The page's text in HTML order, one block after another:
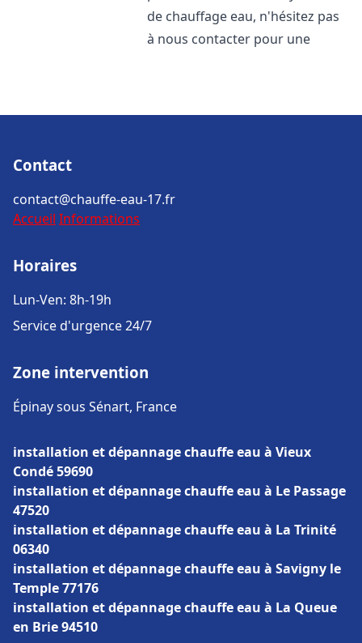
de chauffage eau, n'hésitez pas
à nous contacter pour une
Contact
contact@chauffe-eau-17.fr
Accueil Informations
Horaires
Lun-Ven: 8h-19h
Service d'urgence 24/7
Zone intervention
Épinay sous Sénart, France
installation et dépannage chauffe eau à Vieux
Condé 59690
installation et dépannage chauffe eau à Le Passage
47520
installation et dépannage chauffe eau à La Trinité
06340
installation et dépannage chauffe eau à Savigny le
Temple 77176
installation et dépannage chauffe eau à La Queue
en Brie 94510